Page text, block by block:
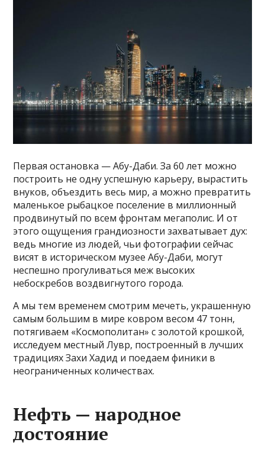
Первая остановка — Абу-Даби. За 60 лет можно
построить не одну успешную карьеру, вырастить
внуков, объездить весь мир, а можно превратить
маленькое рыбацкое поселение в миллионный
продвинутый по всем фронтам мегаполис. И от
этого ощущения грандиозности захватывает дух:
ведь многие из людей, чьи фотографии сейчас
висят в историческом музее Абу-Даби, могут
неспешно прогуливаться меж высоких
небоскребов воздвигнутого города.
А мы тем временем смотрим мечеть, украшенную
самым большим в мире ковром весом 47 тонн,
потягиваем «Космополитан» с золотой крошкой,
исследуем местный Лувр, построенный в лучших
традициях Захи Хадид и поедаем финики в
неограниченных количествах.
Нефть — народное
достояние